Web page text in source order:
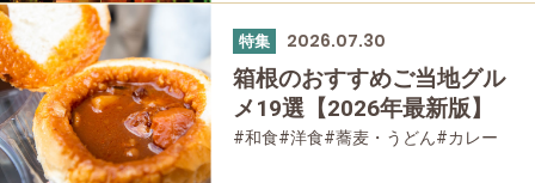
特集 2026.07.30
箱根のおすすめご当地グル
メ19選【2026年最新版】
#和食#洋食#蕎麦・うどん#カレー